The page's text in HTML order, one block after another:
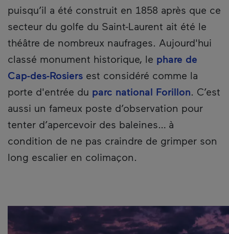
puisqu’il a été construit en 1858 après que ce
secteur du golfe du Saint-Laurent ait été le
théâtre de nombreux naufrages. Aujourd'hui
classé monument historique, le phare de
Cap-des-Rosiers est considéré comme la
porte d'entrée du parc national Forillon. C’est
aussi un fameux poste d’observation pour
tenter d’apercevoir des baleines… à
condition de ne pas craindre de grimper son
long escalier en colimaçon.